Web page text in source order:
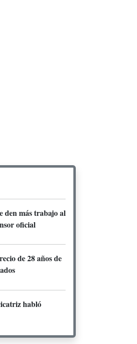
den más trabajo al
oficial
de 28 años de
habló